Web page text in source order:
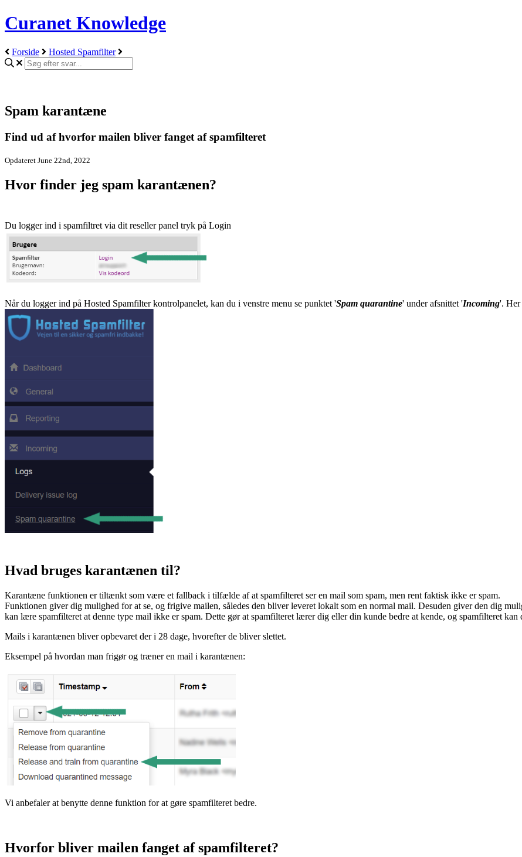
Curanet Knowledge
Forside Hosted Spamfilter
Spam karantæne
Find ud af hvorfor mailen bliver fanget af spamfilteret
Opdateret June 22nd, 2022
Hvor finder jeg spam karantænen?
Du logger ind i spamfiltret via dit reseller panel tryk på Login
Når du logger ind på Hosted Spamfilter kontrolpanelet, kan du i venstre menu se punktet 'Spam quarantine' under afsnittet 'Incoming'. Her
Hvad bruges karantænen til?
Karantæne funktionen er tiltænkt som være et fallback i tilfælde af at spamfilteret ser en mail som spam, men rent faktisk ikke er spam.
Funktionen giver dig mulighed for at se, og frigive mailen, således den bliver leveret lokalt som en normal mail. Desuden giver den dig
kan lære spamfilteret at denne type mail ikke er spam. Dette gør at spamfilteret lærer dig eller din kunde bedre at kende, og spamfilteret
Mails i karantænen bliver opbevaret der i 28 dage, hvorefter de bliver slettet.
Eksempel på hvordan man frigør og træner en mail i karantænen:
Vi anbefaler at benytte denne funktion for at gøre spamfilteret bedre.
Hvorfor bliver mailen fanget af spamfilteret?